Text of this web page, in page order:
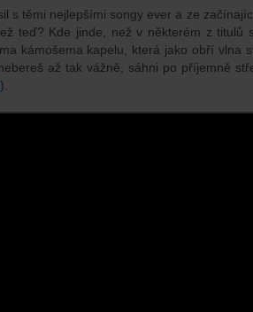
s těmi nejlepšími songy ever a ze
teď? Kde jinde, než v některém z titulů
kámošema kapelu, která jako obří vlna
až tak vážně, sáhni po příjemně
).